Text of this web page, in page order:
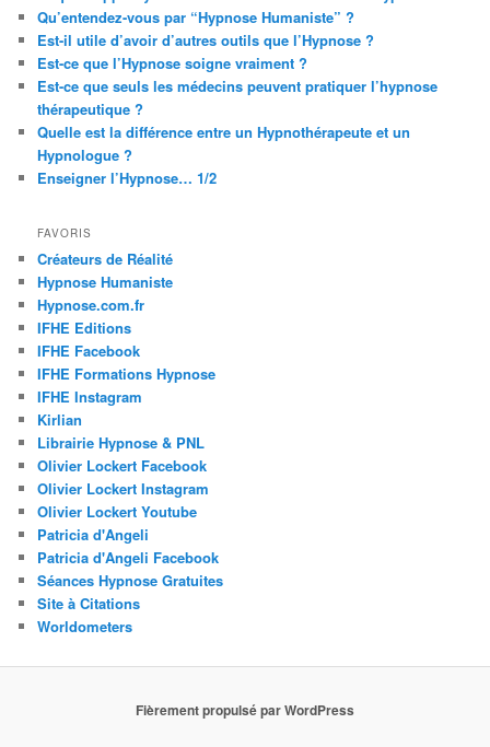
Qu’entendez-vous par “Hypnose Humaniste” ?
Est-il utile d’avoir d’autres outils que l’Hypnose ?
Est-ce que l’Hypnose soigne vraiment ?
Est-ce que seuls les médecins peuvent pratiquer l’hypnose
thérapeutique ?
Quelle est la différence entre un Hypnothérapeute et un
Hypnologue ?
Enseigner l’Hypnose… 1/2
FAVORIS
Créateurs de Réalité
Hypnose Humaniste
Hypnose.com.fr
IFHE Editions
IFHE Facebook
IFHE Formations Hypnose
IFHE Instagram
Kirlian
Librairie Hypnose & PNL
Olivier Lockert Facebook
Olivier Lockert Instagram
Olivier Lockert Youtube
Patricia d'Angeli
Patricia d'Angeli Facebook
Séances Hypnose Gratuites
Site à Citations
Worldometers
Fièrement propulsé par WordPress